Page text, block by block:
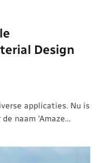
Design
applicaties. Nu is
naam ‘Amaze…